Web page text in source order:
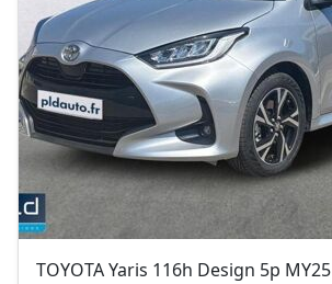
TOYOTA Yaris 116h Design 5p MY25